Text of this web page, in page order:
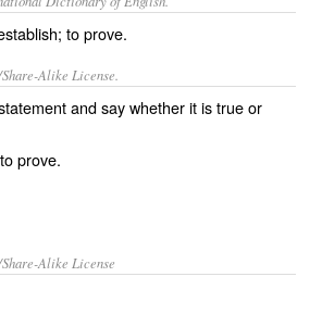
to prove.
Alike License.
and say whether it istrueor
prove.
Alike License